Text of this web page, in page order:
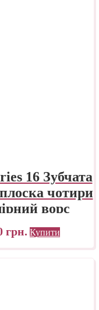
16 Зубчата
чотири
ворс
грн. Купити